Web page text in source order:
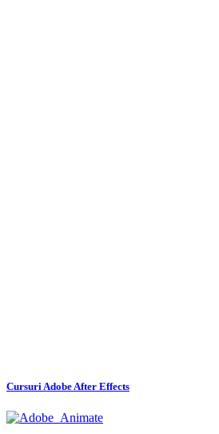
Cursuri Adobe After Effects